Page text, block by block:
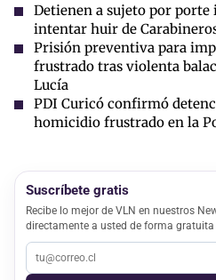
Detienen a sujeto por
intentar huir de
Prisión preventiva para
frustrado tras violenta
Lucía
PDI Curicó confirmó
homicidio frustrado en la
Suscríbete gratis
Recibe lo mejor de VLN en nuestros
directamente a usted de forma gratuita